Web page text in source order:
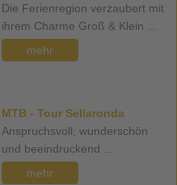
Die Ferienregion verzaubert mit
ihrem Charme Groß & Klein ...
mehr
MTB - Tour Sellaronda
Anspruchsvoll, wunderschön
und beeindruckend ...
mehr